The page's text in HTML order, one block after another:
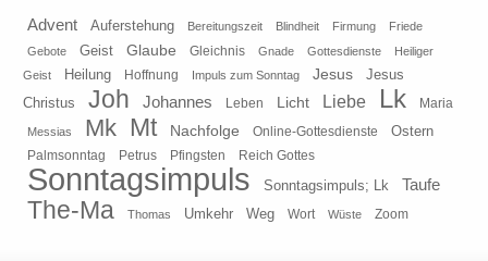
Advent Auferstehung Bereitungszeit Blindheit Firmung
Friede
Gebote
Geist Glaube Gleichnis Gnade Gottesdienste
Heiliger
Geist
Heilung Hoffnung Impuls zum Sonntag Jesus
Jesus
Christus
Joh Johannes Leben Licht Liebe Lk Maria
Messias Mk Mt Nachfolge Online-Gottesdienste Ostern
Palmsonntag Petrus Pfingsten Reich Gottes
Sonntagsimpuls Sonntagsimpuls; Lk Taufe
The-Ma Thomas Umkehr Weg Wort Wüste Zoom